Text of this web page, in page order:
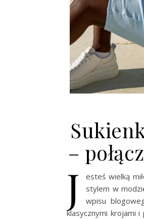
–
J
esteś wielką
stylem w
wpisu
klasycznymi krojami